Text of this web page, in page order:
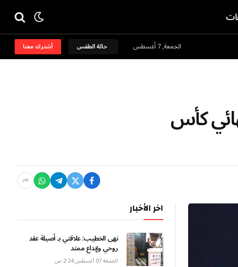
الجمعة, 7 أغسطس حالة الطقس أشترك معنا
كأس
اخر الأخبار
نهى الخطيب: علاقتي بـ أصيلة عقد
روحي وإبداع ممتد
الجمعة 07 أغسطس 2:24 ص